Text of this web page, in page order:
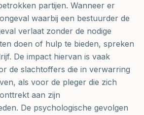
partijen. Wanneer er
waarbij een bestuurder de
verlaat zonder de nodige
doen of hulp te bieden, spreken
De impact hiervan is vaak
de slachtoffers die in verwarring
als voor de pleger die zich
aan zijn
De psychologische gevolgen